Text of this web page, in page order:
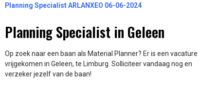
Planning Specialist ARLANXEO 06-06-2024
Planning Specialist in Geleen
Op zoek naar een baan als Material Planner? Er is een vacature
vrijgekomen in Geleen, te Limburg. Solliciteer vandaag nog en
verzeker jezelf van de baan!